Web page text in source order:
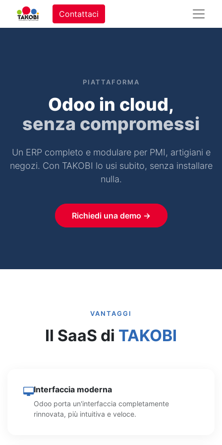
Contattaci
PIATTAFORMA
Odoo in cloud,
senza compromessi
Un ERP completo e modulare per PMI, artigiani e
negozi. Con TAKOBI lo usi subito, senza installare
nulla.
Richiedi una demo →
VANTAGGI
Il SaaS di TAKOBI
Interfaccia moderna
Odoo porta un'interfaccia completamente
rinnovata, più intuitiva e veloce.